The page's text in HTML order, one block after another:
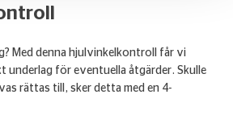
Med denna hjulvinkelkontroll får vi
underlag för eventuella åtgärder. Skulle
rättas till, sker detta med en 4-